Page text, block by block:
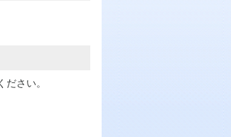
さい。